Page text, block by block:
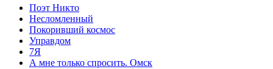
Поэт Никто
Несломленный
Покоривший космос
Управдом
7Я
А мне только спросить. Омск